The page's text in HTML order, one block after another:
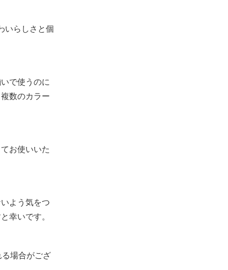
いらしさと個
で使うのに
数のカラー
お使いいた
よう気をつ
幸いです。
る場合がござ